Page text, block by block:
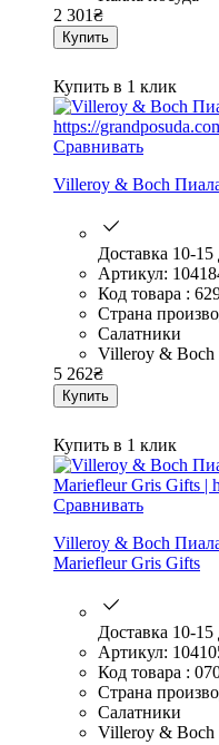
2 301₴
Купить
Купить в 1 клик
Сравнивать
Villeroy & Boch
Доставка 10-15
Артикул:
Код товара :
Страна
Салатники
Villeroy & Boch
5 262₴
Купить
Купить в 1 клик
Сравнивать
Villeroy & Boch
Mariefleur Gris Gifts
Доставка 10-15
Артикул:
Код товара :
Страна
Салатники
Villeroy & Boch